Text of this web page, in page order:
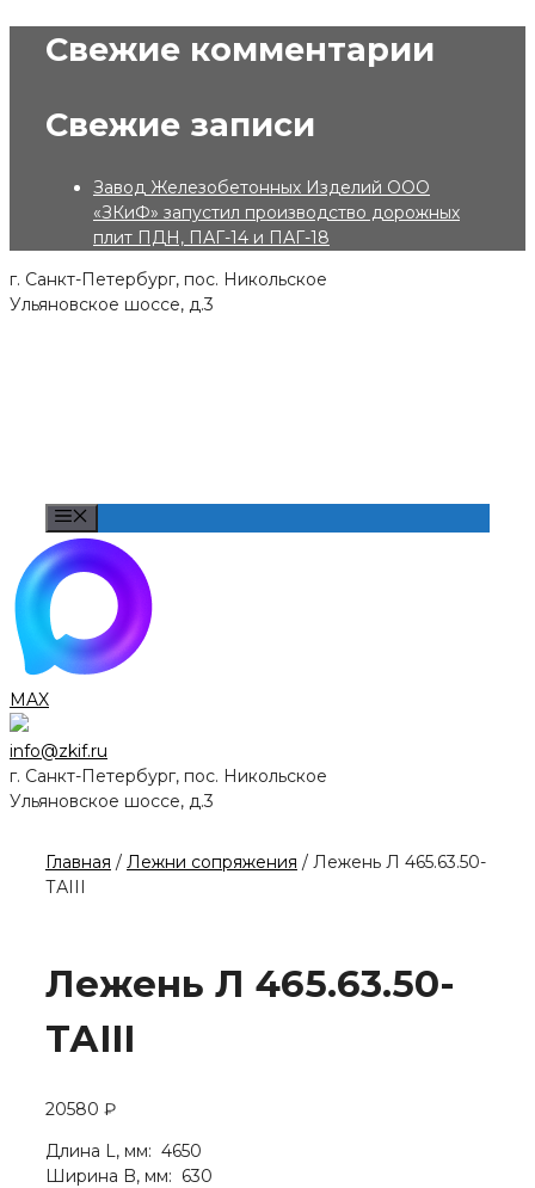
Свежие комментарии
Свежие записи
Завод Железобетонных Изделий ООО
«ЗКиФ» запустил производство дорожных
плит ПДН, ПАГ-14 и ПАГ-18
г. Санкт-Петербург, пос. Никольское
Ульяновское шоссе, д.3
MAX
info@zkif.ru
г. Санкт-Петербург, пос. Никольское
Ульяновское шоссе, д.3
Главная / Лежни сопряжения / Лежень Л 465.63.50-
ТАIII
Лежень Л 465.63.50-
ТАIII
20580 ₽
Длина L, мм: 4650
Ширина B, мм: 630